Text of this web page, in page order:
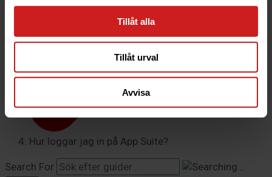
Tillåt alla
Tillåt urval
Avvisa
Hur loggar jag in på App Suite?
Search For